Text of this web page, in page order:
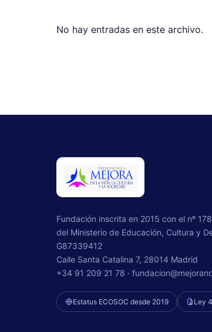
No hay entradas en este archivo.
Fundación inscrita en 2015 con el nº
del Ministerio de Educación, Cultura y
G87339412
Calle Santa Catalina 7, 28014 Madrid
+34 91 209 21 78 ·
Estatus ECOSOC desde 2019 Ley